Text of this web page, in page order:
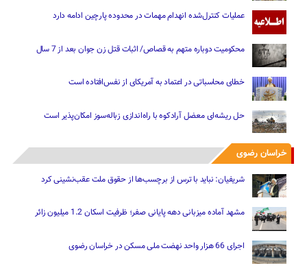
عملیات کنترل‌شده انهدام مهمات در محدوده پارچین ادامه دارد
محکومیت دوباره متهم به قصاص/ اثبات قتل زن جوان بعد از 7 سال
خطای محاسباتی در اعتماد به آمریکای از نفس‌افتاده است
حل ریشه‌ای معضل آرادکوه با راه‌اندازی زباله‌سوز امکان‌پذیر است
خراسان رضوی
شریفیان: نباید با ترس از برچسب‌ها از حقوق ملت عقب‌نشینی کرد
مشهد آماده میزبانی دهه پایانی صفر؛ ظرفیت اسکان 1.2 میلیون زائر
اجرای 66 هزار واحد نهضت ملی مسکن در خراسان رضوی